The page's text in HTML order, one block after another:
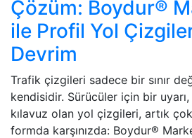
Çözüm: Boydur®
ile Profil Yol
Devrim
Trafik çizgileri sadece bir sınır
kendisidir. Sürücüler için bir
kılavuz olan yol çizgileri, artık
formda karşınızda: Boydur®